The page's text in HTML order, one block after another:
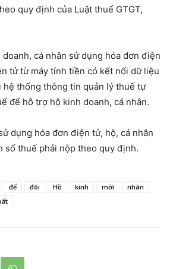
quy định của Luật thuế GTGT,
cá nhân sử dụng hóa đơn điện
tử từ máy tính tiền có kết nối dữ liệu
hệ thống thông tin quản lý thuế tự
để hỗ trợ hộ kinh doanh, cá nhân.
dụng hóa đơn điện tử, hộ, cá nhân
số thuế phải nộp theo quy định.
để đôi Hồ kinh mới
nhân